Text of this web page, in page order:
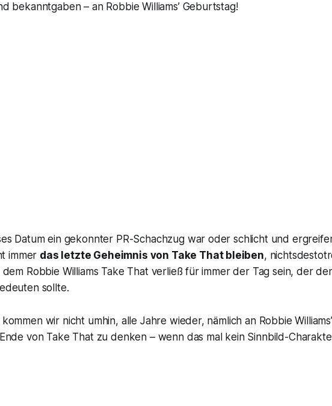
bekanntgaben – an Robbie Williams’ Geburtstag!
Datum ein gekonnter PR-Schachzug war oder schlicht und
immer das letzte Geheimnis von Take That bleiben,
dem Robbie Williams Take That verließ für immer der Tag sein, der
sollte.
wir nicht umhin, alle Jahre wieder, nämlich an Robbie
von Take That zu denken – wenn das mal kein Sinnbild-